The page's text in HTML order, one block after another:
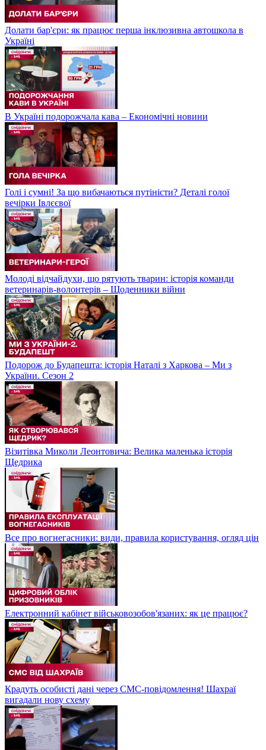
Долати бар'єри: як працює перша інклюзивна автошкола в
Україні
В Україні подорожчала кава – Економічні новини
Голі і сумні! За що вибачаються путіністи? Деталі голої
вечірки Івлєєвої
Молоді відчайдухи, що рятують тварин: історія команди
ветеринарів-волонтерів – Щоденники війни
Подорож до Будапешта: історія Наталі з Харкова – Ми з
України. Сезон 2
Візитівка Миколи Леонтовича: Велика маленька історія
Щедрика
Все про вогнегасники: види, правила користування, огляд цін
Електронний кабінет військовозобов'язаних: як це працює?
Крадуть особисті дані через СМС-повідомлення! Шахраї
вигадали нову схему